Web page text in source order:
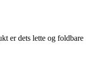
er dets lette og foldbare